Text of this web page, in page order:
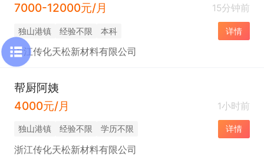
7000-12000元/月
15分钟前
独山港镇 经验不限 本科 详情
浙江传化天松新材料有限公司
帮厨阿姨
4000元/月
1小时前
独山港镇 经验不限 学历不限 详情
浙江传化天松新材料有限公司